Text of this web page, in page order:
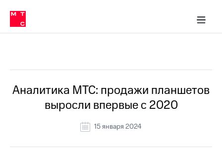
Медиа-центр
и акционерам
Устойчивое развитие
Комплаенс и деловая этика
компании
Карьера
История
компании
информация
в МТС
Пресс-
релизы
о технологиях
Аналитика МТС: продажи планшетов
выросли впервые с 2020
15 января 2024